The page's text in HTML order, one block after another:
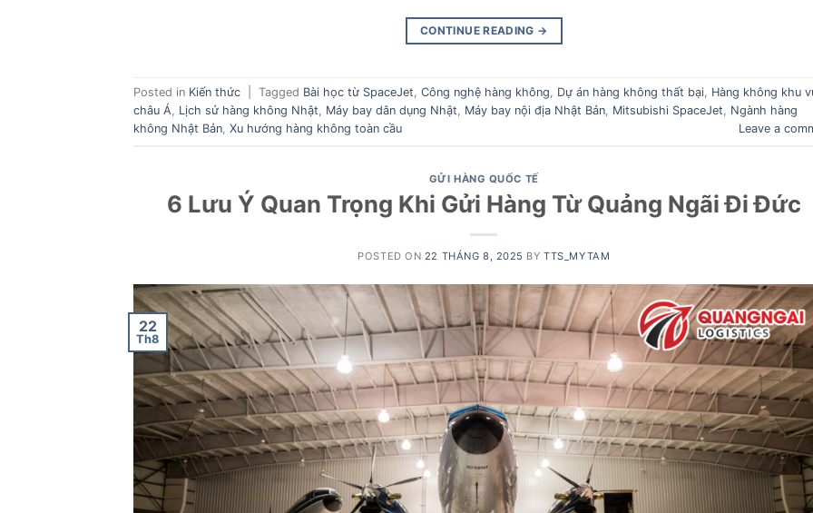
CONTINUE READING →
Posted in Kiến thức Tagged Bài học từ SpaceJet, Công nghệ hàng không, Dự án hàng không thất bại, Hàng không khu
châu Á, Lịch sử hàng không Nhật, Máy bay dân dụng Nhật, Máy bay nội địa Nhật Bản, Mitsubishi SpaceJet, Ngành hàng
không Nhật Bản, Xu hướng hàng không toàn cầu Leave a
GỬI HÀNG QUỐC TẾ
6 Lưu Ý Quan Trọng Khi Gửi Hàng Từ Quảng Ngãi Đi Đức
POSTED ON 22 THÁNG 8, 2025 BYTTS_MYTAM
22
Th8